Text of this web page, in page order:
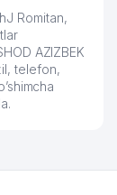
Romitan,
AZIZBEK
telefon,